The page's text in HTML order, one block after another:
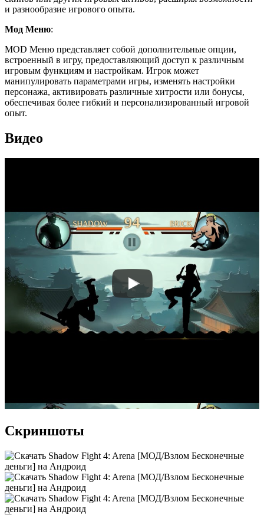
и разнообразие игрового опыта.
Мод Меню:
MOD Меню представляет собой дополнительные опции,
встроенный в игру, предоставляющий доступ к различным
игровым функциям и настройкам. Игрок может
манипулировать параметрами игры, изменять настройки
персонажа, активировать различные хитрости или бонусы,
обеспечивая более гибкий и персонализированный игровой
опыт.
Видео
Скриншоты